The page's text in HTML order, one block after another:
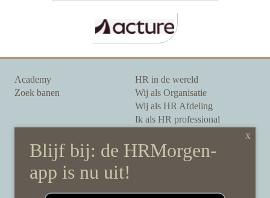
Academy
Zoek banen
HR in de wereld
Wij als Organisatie
Wij als HR Afdeling
Ik als HR professional
Onze auteurs
Onze partners
Sponsoring
Over HRMorgen